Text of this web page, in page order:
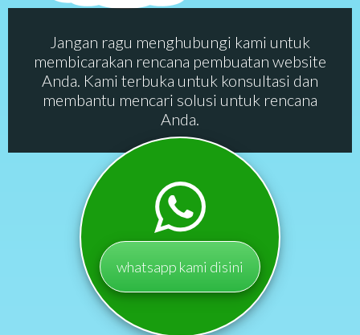
Jangan ragu menghubungi kami untuk
membicarakan rencana pembuatan website
Anda. Kami terbuka untuk konsultasi dan
membantu mencari solusi untuk rencana
Anda.
whatsapp kami disini